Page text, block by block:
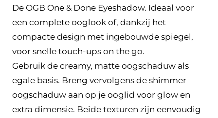
De OGB One & Done Eyeshadow. Ideaal voor
een complete ooglook of, dankzij het
compacte design met ingebouwde spiegel,
voor snelle touch-ups on the go.
Gebruik de creamy, matte oogschaduw als
egale basis. Breng vervolgens de shimmer
oogschaduw aan op je ooglid voor glow en
extra dimensie. Beide texturen zijn eenvoudig